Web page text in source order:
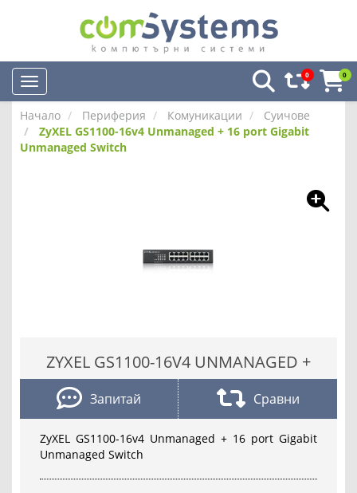
0 0
Начало Периферия Комуникации
Суичове
ZyXEL GS1100-16v4 Unmanaged + 16 port Gigabit
Unmanaged Switch
ZYXEL GS1100-16V4 UNMANAGED +
Запитай Сравни
ZyXEL GS1100-16v4 Unmanaged + 16 port Gigabit
Unmanaged Switch